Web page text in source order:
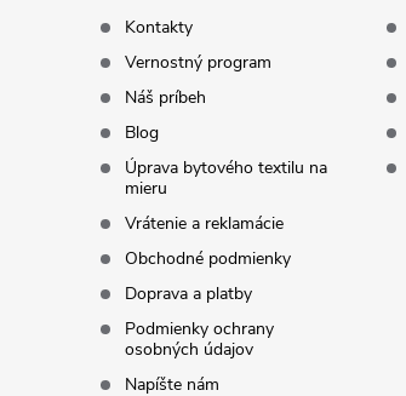
Kontakty
Vernostný program
Náš príbeh
Blog
Úprava bytového textilu na
mieru
Vrátenie a reklamácie
Obchodné podmienky
Doprava a platby
Podmienky ochrany
osobných údajov
Napíšte nám